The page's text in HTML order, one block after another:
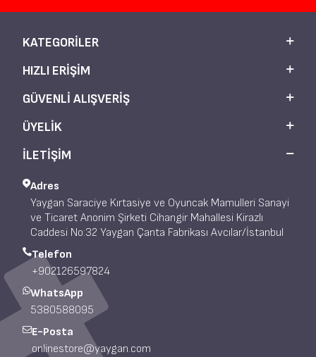
KATEGORILER
HIZLI ERIŞIM
GÜVENLI ALIŞVERIŞ
ÜYELIK
İLETİŞİM
Adres
Yaygan Saraciye Kırtasiye ve Oyuncak Mamulleri Sanayi
ve Ticaret Anonim Şirketi Cihangir Mahallesi Kirazlı
Caddesi No:32 Yaygan Çanta Fabrikası Avcılar/İstanbul
Telefon
+902126597824
WhatsApp
5380588095
E-Posta
onlinestore@yaygan.com